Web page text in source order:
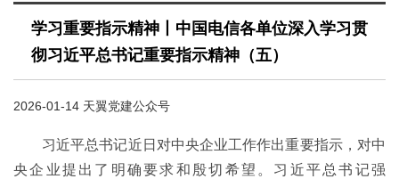
学习重要指示精神丨中国电信各单位深入学习贯
彻习近平总书记重要指示精神（五）
2026-01-14 天翼党建公众号
习近平总书记近日对中央企业工作作出重要指示，对中
央企业提出了明确要求和殷切希望。习近平总书记强